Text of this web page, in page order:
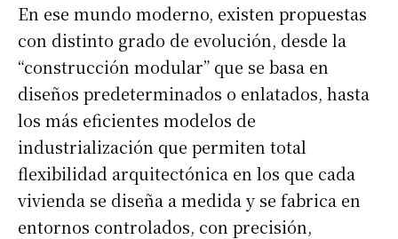
En ese mundo moderno, existen propuestas
con distinto grado de evolución, desde la
“construcción modular” que se basa en
diseños predeterminados o enlatados, hasta
los más eficientes modelos de
industrialización que permiten total
flexibilidad arquitectónica en los que cada
vivienda se diseña a medida y se fabrica en
entornos controlados, con precisión,